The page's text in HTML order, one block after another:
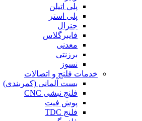
پلی اتیلن
پلی استر
جنرال
فایبرگلاس
معدنی
برزنتی
نسوز
خدمات فلنج و اتصالات
بست آلمانی (کمربندی)
فلنج نبشی CNC
پوش فیت
فلنج TDC